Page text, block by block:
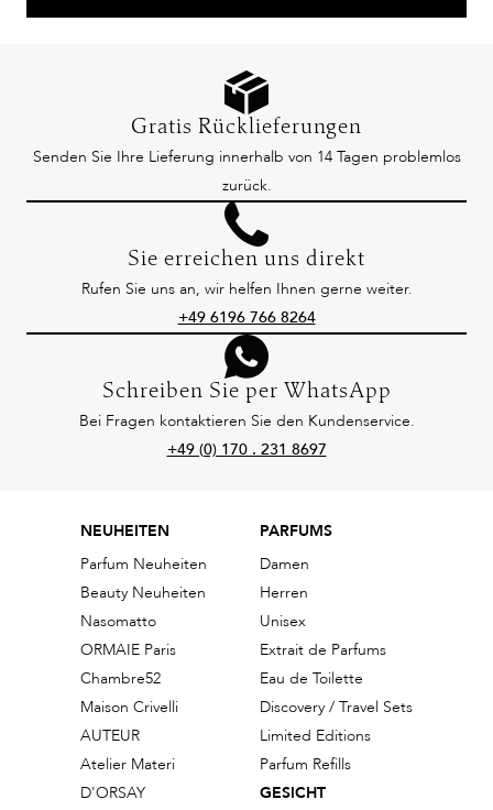
Gratis Rücklieferungen
Senden Sie Ihre Lieferung innerhalb von 14 Tagen problemlos
zurück.
Sie erreichen uns direkt
Rufen Sie uns an, wir helfen Ihnen gerne weiter.
+49 6196 766 8264
Schreiben Sie per WhatsApp
Bei Fragen kontaktieren Sie den Kundenservice.
+49 (0) 170 . 231 8697
NEUHEITEN
Parfum Neuheiten
Beauty Neuheiten
Nasomatto
ORMAIE Paris
Chambre52
Maison Crivelli
AUTEUR
Atelier Materi
D'ORSAY
PARFUMS
Damen
Herren
Unisex
Extrait de Parfums
Eau de Toilette
Discovery / Travel Sets
Limited Editions
Parfum Refills
GESICHT